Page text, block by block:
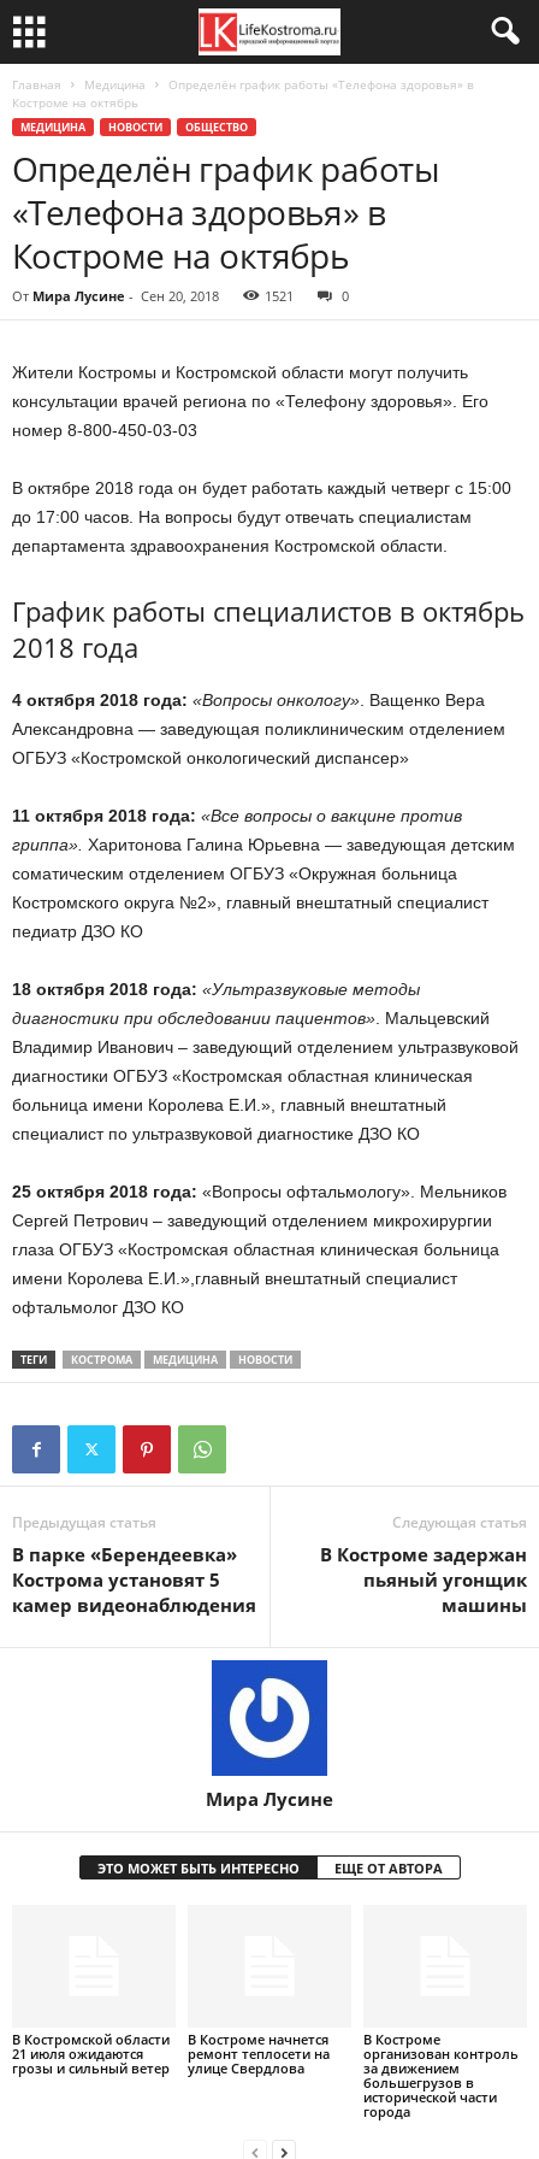
Главная Медицина
Определён график работы «Телефона здоровья» в
Костроме на октябрь
МЕДИЦИНА НОВОСТИ ОБЩЕСТВО
Определён график работы
«Телефона здоровья» в
Костроме на октябрь
От Мира Лусине - Сен 20, 2018 1521 0
Жители Костромы и Костромской области могут получить
консультации врачей региона по «Телефону здоровья». Его
номер 8-800-450-03-03
В октябре 2018 года он будет работать каждый четверг с 15:00
до 17:00 часов. На вопросы будут отвечать специалистам
департамента здравоохранения Костромской области.
График работы специалистов в октябрь
2018 года
4 октября 2018 года: «Вопросы онкологу» . Ващенко Вера
Александровна — заведующая поликлиническим отделением
ОГБУЗ «Костромской онкологический диспансер»
11 октября 2018 года: «Все вопросы о вакцине против
гриппа». Харитонова Галина Юрьевна — заведующая детским
соматическим отделением ОГБУЗ «Окружная больница
Костромского округа №2», главный внештатный специалист
педиатр ДЗО КО
18 октября 2018 года: «Ультразвуковые методы
диагностики при обследовании пациентов» . Мальцевский
Владимир Иванович – заведующий отделением ультразвуковой
диагностики ОГБУЗ «Костромская областная клиническая
больница имени Королева Е.И.», главный внештатный
специалист по ультразвуковой диагностике ДЗО КО
25 октября 2018 года: «Вопросы офтальмологу». Мельников
Сергей Петрович – заведующий отделением микрохирургии
глаза ОГБУЗ «Костромская областная клиническая больница
имени Королева Е.И.»,главный внештатный специалист
офтальмолог ДЗО КО
ТЕГИ КОСТРОМА МЕДИЦИНА НОВОСТИ
Предыдущая статья
В парке «Берендеевка»
Кострома установят 5
камер видеонаблюдения
Следующая статья
В Костроме задержан
пьяный угонщик
машины
Мира Лусине
ЭТО МОЖЕТ БЫТЬ ИНТЕРЕСНО ЕЩЕ ОТ АВТОРА
В Костромской области
21 июля ожидаются
грозы и сильный ветер
В Костроме начнется
ремонт теплосети на
улице Свердлова
В Костроме
организован контроль
за движением
большегрузов в
исторической части
города